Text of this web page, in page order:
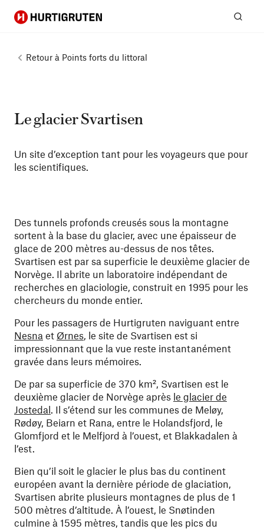
Hurtigruten
Retour à Points forts du littoral
Le glacier Svartisen
Un site d’exception tant pour les voyageurs que pour
les scientifiques.
Des tunnels profonds creusés sous la montagne
sortent à la base du glacier, avec une épaisseur de
glace de 200 mètres au-dessus de nos têtes.
Svartisen est par sa superficie le deuxième glacier de
Norvège. Il abrite un laboratoire indépendant de
recherches en glaciologie, construit en 1995 pour les
chercheurs du monde entier.
Pour les passagers de Hurtigruten naviguant entre
Nesna et Ørnes, le site de Svartisen est si
impressionnant que la vue reste instantanément
gravée dans leurs mémoires.
De par sa superficie de 370 km², Svartisen est le
deuxième glacier de Norvège après le glacier de
Jostedal. Il s’étend sur les communes de Meløy,
Rødøy, Beiarn et Rana, entre le Holandsfjord, le
Glomfjord et le Melfjord à l’ouest, et Blakkadalen à
l’est.
Bien qu’il soit le glacier le plus bas du continent
européen avant la dernière période de glaciation,
Svartisen abrite plusieurs montagnes de plus de 1
500 mètres d’altitude. À l’ouest, le Snøtinden
culmine à 1595 mètres, tandis que les pics du